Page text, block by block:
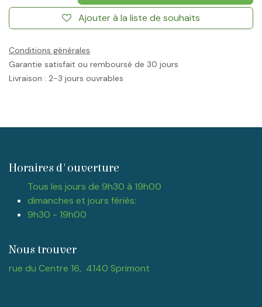
Ajouter à la liste de souhaits
Conditions générales
Garantie satisfait ou remboursé de 30 jours
Livraison : 2-3 jours ouvrables
Horaires d'ouverture
Tous les jours de 9h30 à 19h00
dimanches et jours fériés:
9h30 - 19h00
Nous trouver
rue du Centre 16, 4140 Sprimont